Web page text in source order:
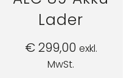
Lader
€299,00 exkl.
MwSt.